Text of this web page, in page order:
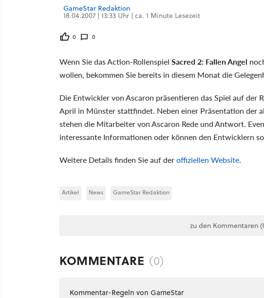
GameStar Redaktion
18.04.2007 | 13:33 Uhr | ca. 1 Minute Lesezeit
0 0
Wenn Sie das Action-Rollenspiel Sacred 2: Fallen Angel
wollen, bekommen Sie bereits in diesem Monat die
Die Entwickler von Ascaron präsentieren das Spiel auf der
April in Münster stattfindet. Neben einer Präsentation der
stehen die Mitarbeiter von Ascaron Rede und Antwort.
interessante Informationen oder können den Entwicklern
Weitere Details finden Sie auf deroffiziellen Website.
Artikel News GameStar Redaktion
zu den Kommentaren
KOMMENTARE (0)
Kommentar-Regeln von GameStar